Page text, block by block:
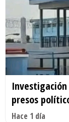
presos
Hace 1 día